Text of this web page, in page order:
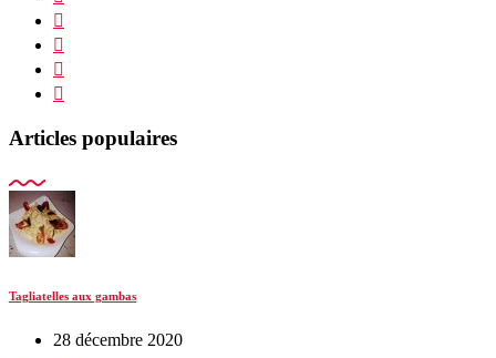
Articles populaires
Tagliatelles aux gambas
28 décembre 2020